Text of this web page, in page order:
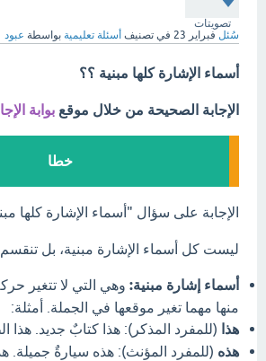
تصويتات
سُئل فبراير 23 في تصنيف أسئلة تعليمية بواسطة عبود
أسماء الإشارة كلها مبنية ؟؟
الإجابة الصحيحة من خلال موقع بوابة
خطا
الإجابة على سؤال "أسماء الإشارة كلها
ليست كل أسماء الإشارة مبنية، بل
أسماء إشارة مبنية: وهي التي لا تتغير
منها مهما تغير موقعها في الجملة. أمثلة:
هذا (للمفرد المذكر): هذا كتابٌ جديد. هذا
هذه (للمفرد المؤنث): هذه سيارةٌ جميلة.